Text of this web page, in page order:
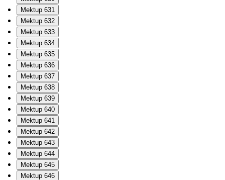
Mektup 631
Mektup 632
Mektup 633
Mektup 634
Mektup 635
Mektup 636
Mektup 637
Mektup 638
Mektup 639
Mektup 640
Mektup 641
Mektup 642
Mektup 643
Mektup 644
Mektup 645
Mektup 646